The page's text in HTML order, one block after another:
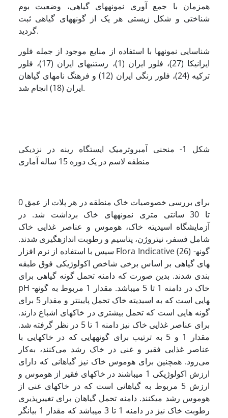
همزمان با جمع آوری نمونه­های گیاهی، وضعیت بوم
شناختی و شکل زیستی هر یک از گونه­های گیاهی ثبت
گردید.
شناسایی نمونه­ها با استفاده از منابع موجود از جمله فلور
ایرانیکا (27)، فلور ایران (1)، رستنی­های ایران (17)، فلور
ترکیه (24)، فلور رنگی ایران (12) و فرهنگ نام­های گیاهان
ایران (18) انجام شد.
شکل 1- منحنی آمبروترمیک ایستگاه رینه در نزدیکی
منطقه لاسم در یک دوره 15 ساله آماری
برای بررسی خصوصیات خاک منطقه در هر پلات از عمق 0
تا 30 سانتی متری نمونه­های خاک برداشت شد. در
آزمایشگاه اسیدیته خاک، هوموس و عناصر غذایی خاک
شامل فسفر، نیتروژن، پتاسیم و رطوبت اندازه­گیری شدند.
سپس با استفاده از نرم افزار Flora Indicative (26) گونه­
های گیاهی بر اساس برخی شاخص اکولوژیکی فوق طبقه
بندی شدند. بدین صورت که دامنه تحمل گونه گیاهی برای
pH خاک در دامنه 1 تا 5 می­باشد. مقدار 1 مربوط به گونه­
هایی است که به اسیدیته خاک تحمل پایین­تر و مقدار 5 برای
گونه هایی است که تحمل بیشتری در خاک­های اشباع دارند.
برای عناصر غذایی خاک نیز دامنه 1 تا 5 در نظر گرفته شد.
مقدار 1 و 5 به ترتیب برای گونه­هایی که در خاک­هایی با
عناصر غذایی فقیر و غنی در خاک رشد می‌کنند، به‌کار
می‌رود. همچنین برای هوموس خاک نیز گیاهانی که دارای
ارزش اکولوژیکی 1 می­باشند در خاک­های فقیر از هوموس و
ارزش 5 مربوط به گیاهانی است که در خاک­های غنی از
هوموس رشد می­کنند. دامنه تحمل گیاهان برای تغییرپذیری
رطوبت خاک نیز در دامنه 1 تا 3 می­باشد که مقدار 1 بیانگر